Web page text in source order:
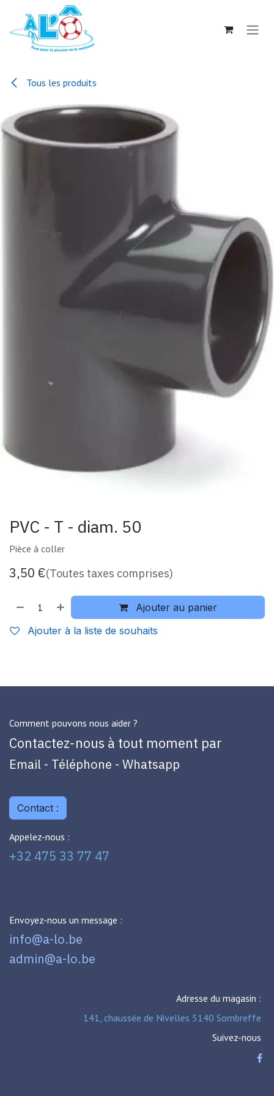
Se rendre au contenu
Tous les produits
PVC - T - diam. 50
Pièce à coller
3,50 €(Toutes taxes comprises)
Ajouter au panier
Ajouter à la liste de souhaits
Comment pouvons nous aider ?
Contactez-nous à tout moment par
Email - Téléphone - Whatsapp
Contact :
Appelez-nous :
+32 475 33 77 47
Envoyez-nous un message :
info@a-lo.be
admin@a-lo.be
Adresse du magasin :
141, chaussée de Nivelles 5140 Sombreffe
Suivez-nous